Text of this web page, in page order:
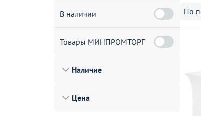
Столешницы
Диваны
По
В наличии
Товары МИНПРОМТОРГ
Наличие
Цена